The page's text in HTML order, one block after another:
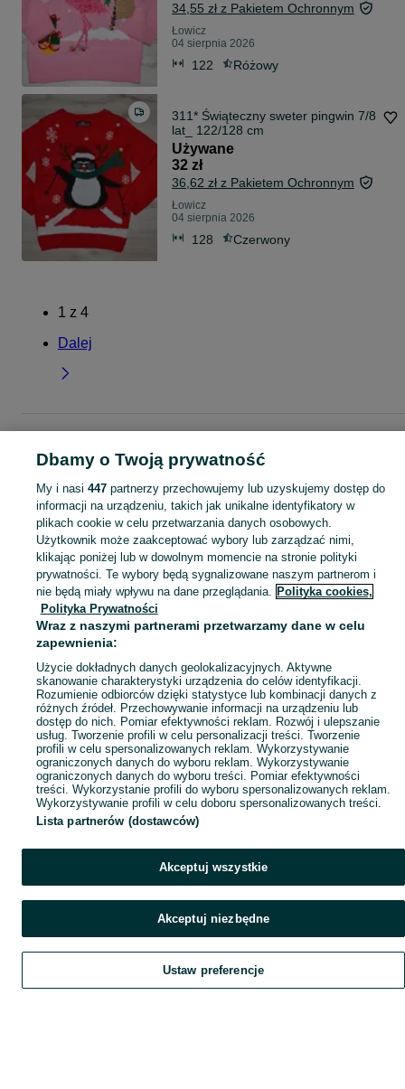
34,55 zł z Pakietem Ochronnym
Łowicz
04 sierpnia 2026
122 Różowy
311* Świąteczny sweter pingwin 7/8
lat_ 122/128 cm
Używane
32 zł
36,62 zł z Pakietem Ochronnym
Łowicz
04 sierpnia 2026
128 Czerwony
1 z 4
Dalej
Łódzkie
Swetry - Łowicz
KATEGORIA
garnitur dla dziewczynki,spodnie dzwony dla dziewczynki,strój Zobacz
Mapa kategorii
Mapa miejscowości
Mapa ministron
Popularne wyszukiwania
Szukaj Obserwujesz Dodaj Czat Konto
Dbamy o Twoją prywatność
My i nasi 447partnerzy przechowujemy lub uzyskujemy dostęp do
informacji na urządzeniu, takich jak unikalne identyfikatory w
plikach cookie w celu przetwarzania danych osobowych.
Użytkownik może zaakceptować wybory lub zarządzać nimi,
klikając poniżej lub w dowolnym momencie na stronie polityki
prywatności. Te wybory będą sygnalizowane naszym partnerom i
nie będą miały wpływu na dane przeglądania. Polityka cookies,
Polityka Prywatności
Wraz z naszymi partnerami przetwarzamy dane w celu
zapewnienia:
Użycie dokładnych danych geolokalizacyjnych. Aktywne
skanowanie charakterystyki urządzenia do celów identyfikacji.
Rozumienie odbiorców dzięki statystyce lub kombinacji danych z
różnych źródeł. Przechowywanie informacji na urządzeniu lub
dostęp do nich. Pomiar efektywności reklam. Rozwój i ulepszanie
usług. Tworzenie profili w celu personalizacji treści. Tworzenie
profili w celu spersonalizowanych reklam. Wykorzystywanie
ograniczonych danych do wyboru reklam. Wykorzystywanie
ograniczonych danych do wyboru treści. Pomiar efektywności
treści. Wykorzystanie profili do wyboru spersonalizowanych reklam.
Wykorzystywanie profili w celu doboru spersonalizowanych treści.
Lista partnerów (dostawców)
Akceptuj wszystkie
Akceptuj niezbędne
Ustaw preferencje